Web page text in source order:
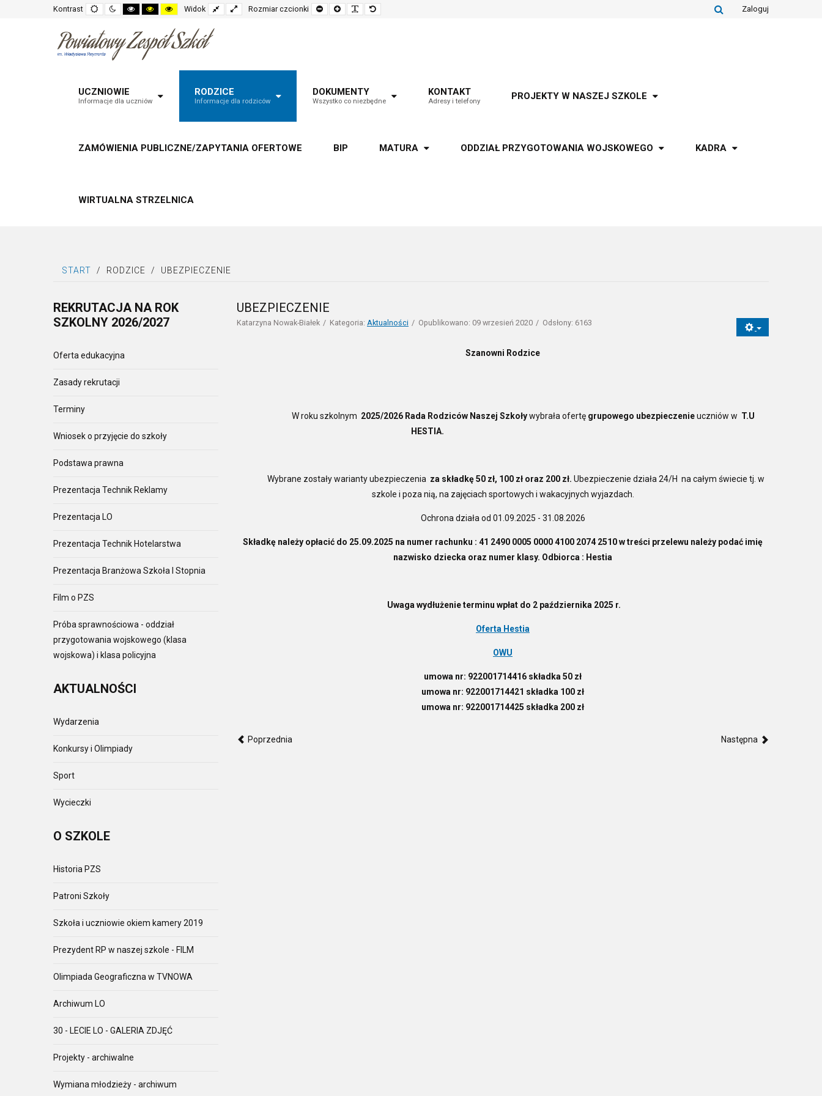
Kontrast
Default
mode
Night
mode
High
contrast
white
mode
High
contrast
yellow
mode
High
contrast
black
mode
Widok
Fixed
layout
Wide
layout
Rozmiar czcionki
Set
smaller
Set
larger
Make
font
Set
default
Zaloguj
UCZNIOWIE
Informacje dla uczniów
RODZICE
Informacje dla rodziców
DOKUMENTY
Wszystko co niezbędne
KONTAKT
Adresy i telefony PROJEKTY W NASZEJ SZKOLE
ZAMÓWIENIA PUBLICZNE/ZAPYTANIA OFERTOWE BIP MATURA ODDZIAŁ PRZYGOTOWANIA WOJSKOWEGO KADRA
WIRTUALNA STRZELNICA
START / RODZICE / UBEZPIECZENIE
UBEZPIECZENIE
Katarzyna Nowak-Białek Kategoria: Aktualności Opublikowano: 09 wrzesień 2020 Odsłony: 6163
Szanowni Rodzice
W roku szkolnym 2025/2026 Rada Rodziców Naszej Szkoływybrała ofertę grupowego ubezpieczenieuczniów w T.U
HESTIA.
Wybrane zostały warianty ubezpieczenia za składkę 50 zł, 100 zł oraz 200 zł. Ubezpieczenie działa 24/H na całym świecie tj. w
szkole i poza nią, na zajęciach sportowych i wakacyjnych wyjazdach.
Ochrona działa od 01.09.2025 - 31.08.2026
Składkę należy opłacić do 25.09.2025 na numer rachunku : 41 2490 0005 0000 4100 2074 2510 w treści przelewu należy podać imię
nazwisko dziecka oraz numer klasy. Odbiorca : Hestia
Uwaga wydłużenie terminu wpłat do 2 października 2025 r.
Oferta Hestia
OWU
umowa nr: 922001714416 składka 50 zł
umowa nr: 922001714421 składka 100 zł
umowa nr: 922001714425 składka 200 zł
Poprzednia Następna
REKRUTACJANA ROK
SZKOLNY 2026/2027
Oferta edukacyjna
Zasady rekrutacji
Terminy
Wniosek o przyjęcie do szkoły
Podstawa prawna
Prezentacja Technik Reklamy
Prezentacja LO
Prezentacja Technik Hotelarstwa
Prezentacja Branżowa Szkoła I Stopnia
Film o PZS
Próba sprawnościowa - oddział
przygotowania wojskowego (klasa
wojskowa) i klasa policyjna
AKTUALNOŚCI
Wydarzenia
Konkursy i Olimpiady
Sport
Wycieczki
O SZKOLE
Historia PZS
Patroni Szkoły
Szkoła i uczniowie okiem kamery 2019
Prezydent RP w naszej szkole - FILM
Olimpiada Geograficzna w TVNOWA
Archiwum LO
30 - LECIE LO - GALERIA ZDJĘĆ
Projekty - archiwalne
Wymiana młodzieży - archiwum